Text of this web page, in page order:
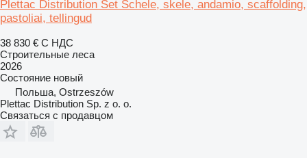
Plettac Distribution Set Schele, skele, andamio, scaffolding,
pastoliai, tellingud
38 830 € С НДС
Строительные леса
2026
Состояние новый
Польша, Ostrzeszów
Plettac Distribution Sp. z o. o.
Связаться с продавцом